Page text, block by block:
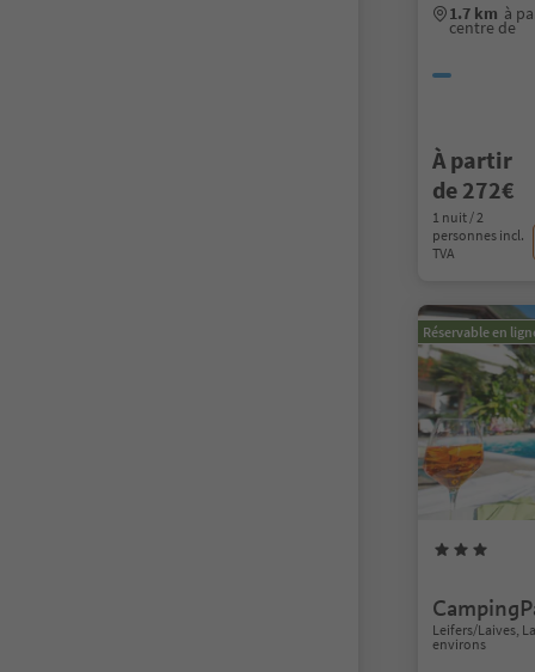
1.7 km à
centre de
À partir
de 272€
1 nuit / 2
personnes incl.
TVA
Réservable en
Leifers/Laives,
environs